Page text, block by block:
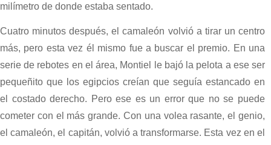
milímetro de donde estaba sentado.
Cuatro minutos después, el camaleón volvió a tirar un centro
más, pero esta vez él mismo fue a buscar el premio. En una
serie de rebotes en el área, Montiel le bajó la pelota a ese ser
pequeñito que los egipcios creían que seguía estancado en
el costado derecho. Pero ese es un error que no se puede
cometer con el más grande. Con una volea rasante, el genio,
el camaleón, el capitán, volvió a transformarse. Esta vez en el